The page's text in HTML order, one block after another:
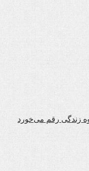
زندگی رقم می‌خورد